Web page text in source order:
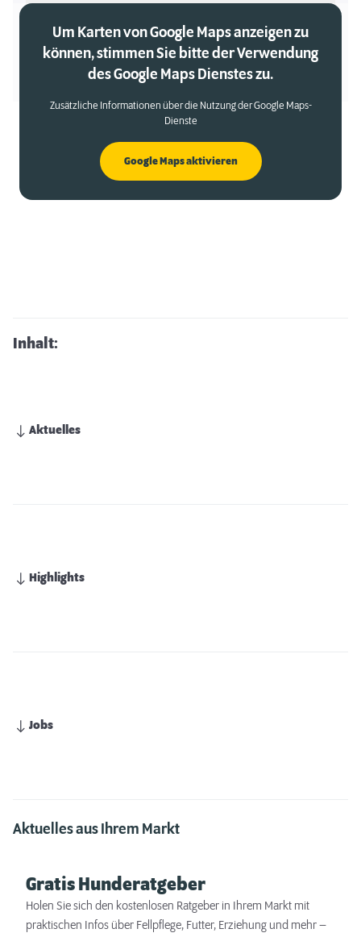
Um Karten von Google Maps anzeigen zu
können, stimmen Sie bitte der Verwendung
des Google Maps Dienstes zu.
Zusätzliche Informationen über die Nutzung der Google Maps-
Dienste
Google Maps aktivieren
Inhalt:
Aktuelles
Highlights
Jobs
Aktuelles aus Ihrem Markt
Gratis Hunderatgeber
Holen Sie sich den kostenlosen Ratgeber in Ihrem Markt mit
praktischen Infos über Fellpflege, Futter, Erziehung und mehr –